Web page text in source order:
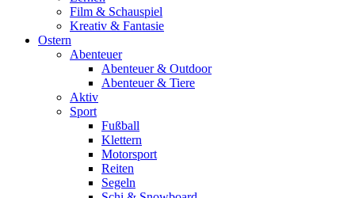
Film & Schauspiel
Kreativ & Fantasie
Ostern
Abenteuer
Abenteuer & Outdoor
Abenteuer & Tiere
Aktiv
Sport
Fußball
Klettern
Motorsport
Reiten
Segeln